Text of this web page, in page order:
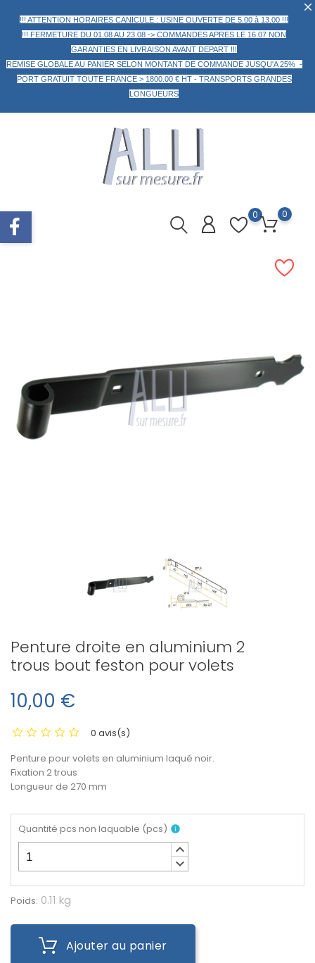
!!! ATTENTION HORAIRES CANICULE : USINE OUVERTE DE 5.00 à 13.00 !!!
!!! FERMETURE DU 01.08 AU 23.08 -> COMMANDES APRES LE 16.07 NON
GARANTIES EN LIVRAISON AVANT DEPART !!!
REMISE GLOBALE AU PANIER SELON MONTANT DE COMMANDE JUSQU'A 25% -
PORT GRATUIT TOUTE FRANCE > 1800.00 € HT - TRANSPORTS GRANDES
LONGUEURS
0 0
Penture droite en aluminium 2
trous bout feston pour volets
10,00 €
0 avis(s)
Penture pour volets en aluminium laqué noir.
Fixation 2 trous
Longueur de 270 mm
Quantité pcs non laquable (pcs) info
keyboard_arrow_up
keyboard_arrow_down
Poids: 0.11 kg
Ajouter au panier